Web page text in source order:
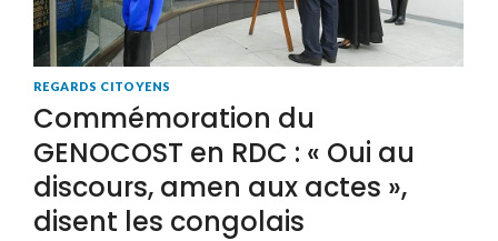
REGARDS CITOYENS
Commémoration du
GENOCOST en RDC : « Oui au
discours, amen aux actes »,
disent les congolais